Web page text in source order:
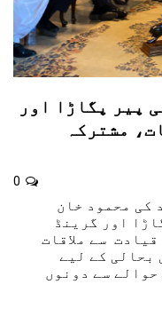
پیر پگاڑا اور
مشترکہ
کی محمود خان
اور گرینڈ
سے ملاقات
بحالی کے لیے
سے دونوں